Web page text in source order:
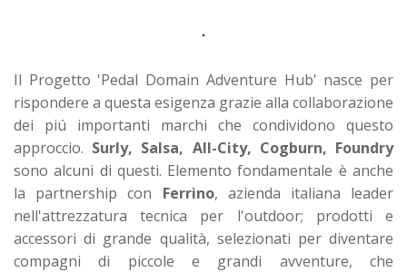
Il Progetto 'Pedal Domain Adventure Hub' nasce per
rispondere a questa esigenza grazie alla collaborazione
dei piú importanti marchi che condividono questo
approccio. Surly, Salsa, All-City, Cogburn, Foundry
sono alcuni di questi. Elemento fondamentale è anche
la partnership con Ferrino, azienda italiana leader
nell'attrezzatura tecnica per l'outdoor; prodotti e
accessori di grande qualità, selezionati per diventare
compagni di piccole e grandi avventure, che